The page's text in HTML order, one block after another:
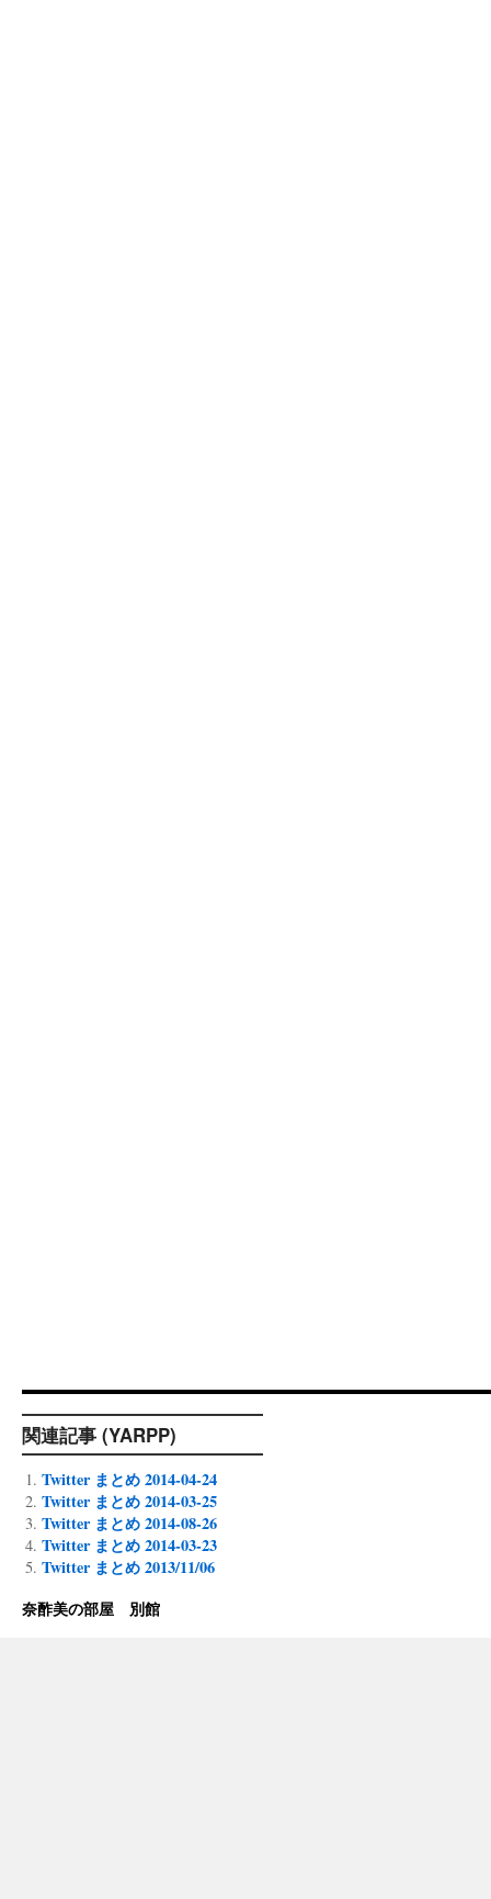
関連記事 (YARPP)
Twitter まとめ 2014-04-24
Twitter まとめ 2014-03-25
Twitter まとめ 2014-08-26
Twitter まとめ 2014-03-23
Twitter まとめ 2013/11/06
奈酢美の部屋 別館